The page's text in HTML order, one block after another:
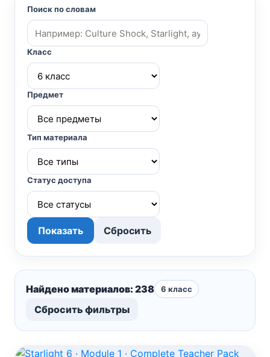
Поиск по словам
Класс
Предмет
Тип материала
Статус доступа
Показать Сбросить
Найдено материалов: 238 6 класс
Сбросить фильтры